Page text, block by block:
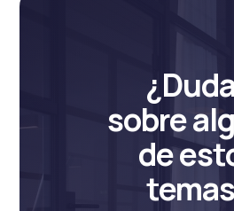
sobre
de